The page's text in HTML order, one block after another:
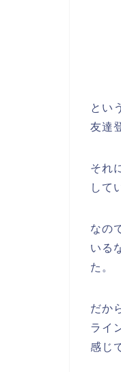
とい
友達
それ
して
なの
いる
た。
だか
ライ
感じ